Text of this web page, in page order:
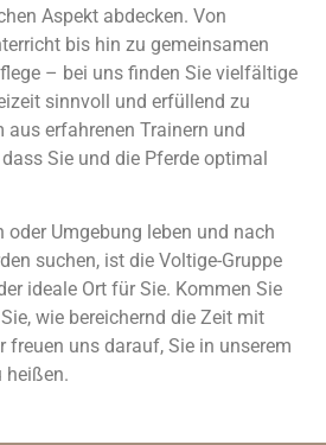
Aspekt abdecken. Von
bis hin zu gemeinsamen
– bei uns finden Sie vielfältige
sinnvoll und erfüllend zu
aus erfahrenen Trainern und
Sie und die Pferde optimal
oder Umgebung leben und nach
suchen, ist die Voltige-Gruppe
ideale Ort für Sie. Kommen Sie
wie bereichernd die Zeit mit
freuen uns darauf, Sie in unserem
heißen.